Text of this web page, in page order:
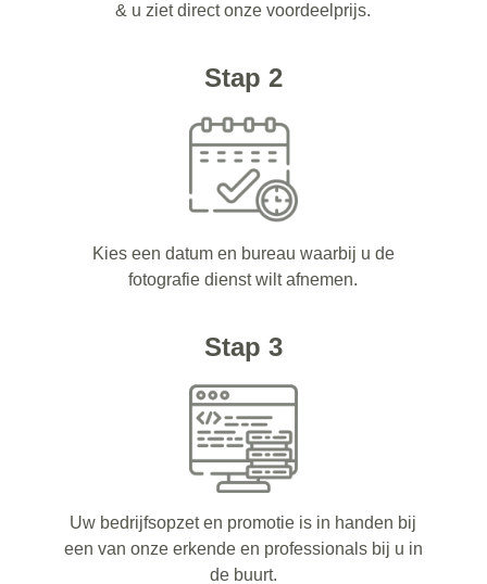
& u ziet direct onze voordeelprijs.
Stap 2
Kies een datum en bureau waarbij u de
fotografie dienst wilt afnemen.
Stap 3
Uw bedrijfsopzet en promotie is in handen bij
een van onze erkende en professionals bij u in
de buurt.